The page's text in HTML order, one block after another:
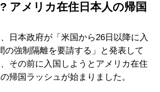
アメリカ在住日本人の帰国
日本政府が「米国から26日以降に入
の強制隔離を要請する」と発表して
その前に入国しようとアメリカ在住
帰国ラッシュが始まりました。